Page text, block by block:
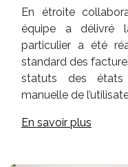
En étroite
équipe a délivré
particulier a été
standard des
statuts des états
manuelle de
En savoir plus